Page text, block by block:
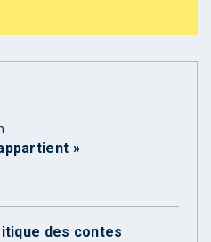
»
des contes